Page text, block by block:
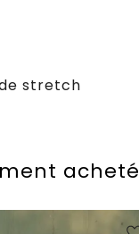
stretch
acheté